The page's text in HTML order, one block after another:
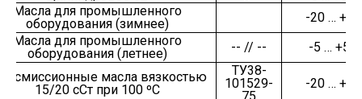
Масла для промышленного
оборудования (зимнее)
-20 … +40
Масла для промышленного
оборудования (летнее)
-- // --
-5 … +50
масла вязкостью
15/20 сСт при 100 ºС
ТУ38-
101529-
-20 … +40